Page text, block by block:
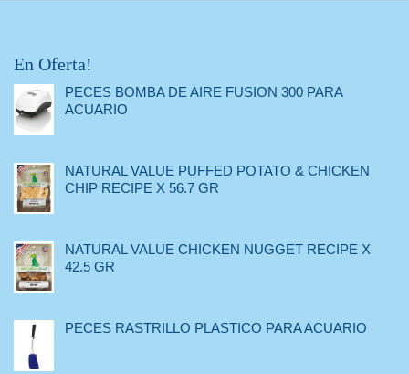
En Oferta!
PECES BOMBA DE AIRE FUSION 300 PARA
ACUARIO
NATURAL VALUE PUFFED POTATO & CHICKEN
CHIP RECIPE X 56.7 GR
NATURAL VALUE CHICKEN NUGGET RECIPE X
42.5 GR
PECES RASTRILLO PLASTICO PARA ACUARIO